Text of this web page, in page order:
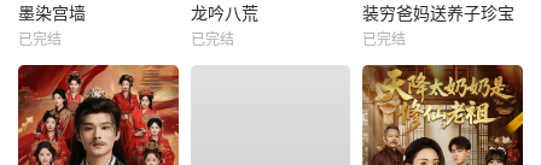
墨染宫墙
已完结
龙吟八荒
已完结
装穷爸妈送养子珍宝
已完结